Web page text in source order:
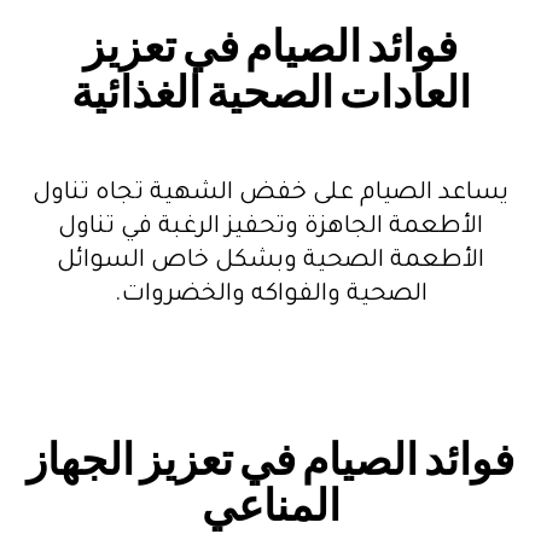
فوائد الصيام في تعزيز
العادات الصحية الغذائية
يساعد الصيام على خفض الشهية تجاه تناول
الأطعمة الجاهزة وتحفيز الرغبة في تناول
الأطعمة الصحية وبشكل خاص السوائل
الصحية والفواكه والخضروات.
فوائد الصيام في تعزيز الجهاز
المناعي